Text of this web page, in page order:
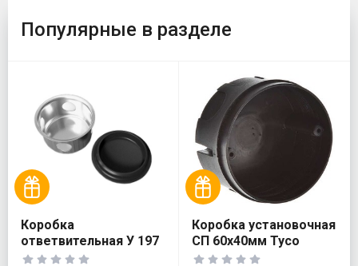
Популярные в разделе
Коробка
ответвительная У 197
Коробка установочная
СП 60х40мм Tyco
(10156)